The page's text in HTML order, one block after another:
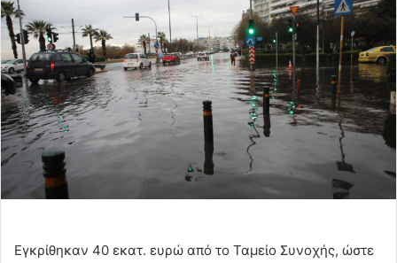
Εγκρίθηκαν 40 εκατ. ευρώ από το Ταμείο Συνοχής, ώστε